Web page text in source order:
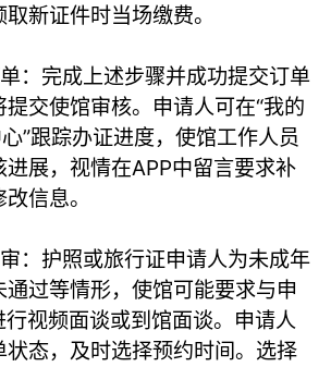
新证件时当场缴费。
完成上述步骤并成功提交订单
交使馆审核。申请人可在“我的
”跟踪办证进度，使馆工作人员
进展，视情在APP中留言要求补
信息。
护照或旅行证申请人为未成年
过等情形，使馆可能要求与申
视频面谈或到馆面谈。申请人
状态，及时选择预约时间。选择